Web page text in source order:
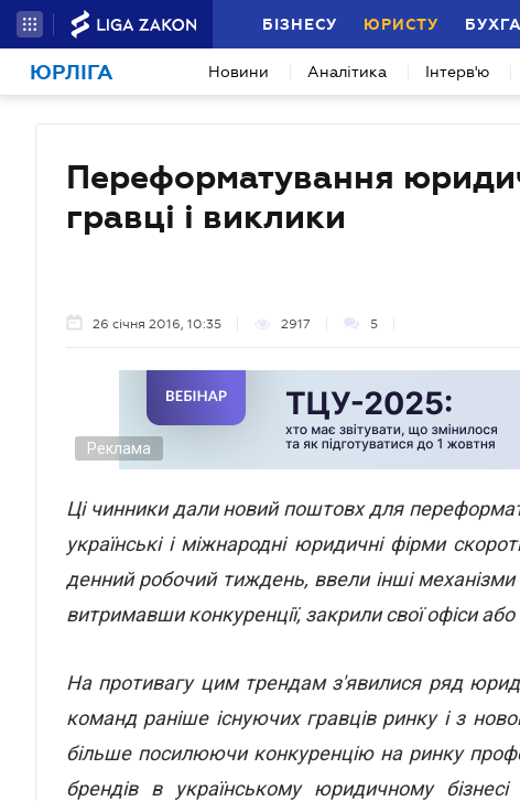
БІЗНЕСУ ЮРИСТУ
ЮРЛІГА Новини Аналітика Інтерв'ю
Переформатування
гравці і виклики
26 січня 2016, 10:35 2917 5
Реклама
Ці чинники дали новий поштовх для
українські і міжнародні юридичні фірми
денний робочий тиждень, ввели інші
витримавши конкуренції, закрили свої офіси
На противагу цим трендам з'явилися ряд
команд раніше існуючих гравців ринку і з
більше посилюючи конкуренцію на ринку
брендів в українському юридичному